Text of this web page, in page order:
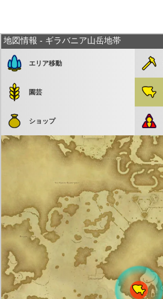
地図情報 - ギラバニア山岳地帯
エリア移動
園芸
ショップ